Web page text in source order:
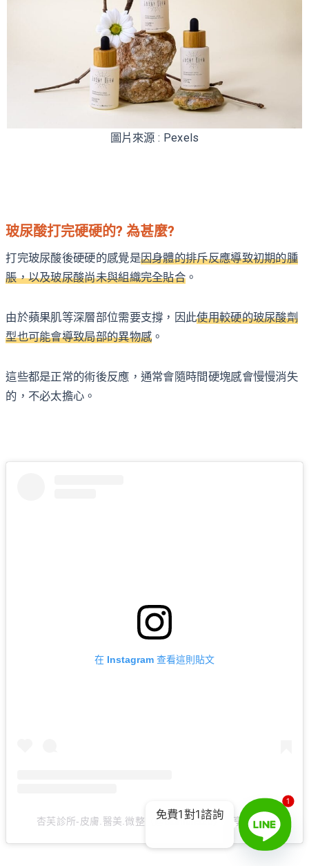
圖片來源 : Pexels
玻尿酸打完硬硬的? 為甚麼?
打完玻尿酸後硬硬的感覺是因身體的排斥反應導致初期的腫
脹，以及玻尿酸尚未與組織完全貼合 。
由於蘋果肌等深層部位需要支撐，因此使用較硬的玻尿酸劑
型也可能會導致局部的異物感 。
這些都是正常的術後反應，通常會隨時間硬塊感會慢慢消失
的，不必太擔心。
在 Instagram 查看這則貼文
杏芙診所-皮膚.醫美.微整（@skinfull520）分享的貼文
1
免費1對1諮詢